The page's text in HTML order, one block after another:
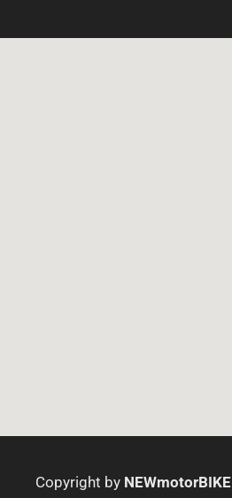
Copyright by NEWmotorBIKE